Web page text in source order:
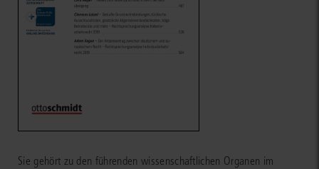
Sie gehört zu den führenden wissenschaftlichen Organen im